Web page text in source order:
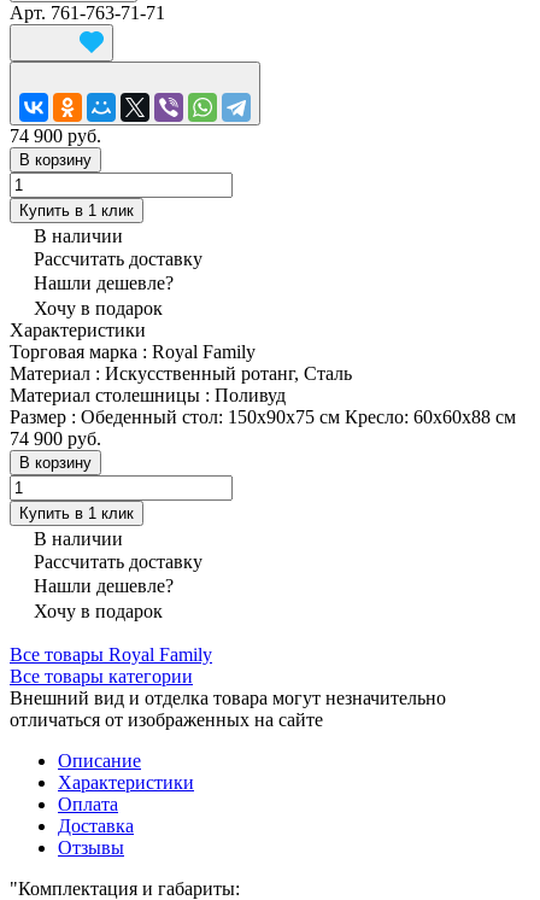
Арт. 761-763-71-71
74 900 руб.
В корзину
Купить в 1 клик
В наличии
Рассчитать доставку
Нашли дешевле?
Хочу в подарок
Характеристики
Торговая марка : Royal Family
Материал : Искусственный ротанг, Сталь
Материал столешницы : Поливуд
Размер : Обеденный стол: 150x90x75 см Кресло: 60х60х88 см
74 900 руб.
В корзину
Купить в 1 клик
В наличии
Рассчитать доставку
Нашли дешевле?
Хочу в подарок
Все товары Royal Family
Все товары категории
Внешний вид и отделка товара могут незначительно
отличаться от изображенных на сайте
Описание
Характеристики
Оплата
Доставка
Отзывы
"Комплектация и габариты: